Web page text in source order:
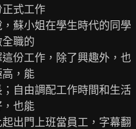
式工作
蘇小姐在學生時代的同學
職的
份工作，除了興趣外，也
，能
自由調配工作時間和生活
也能
出門上班當員工，字幕翻